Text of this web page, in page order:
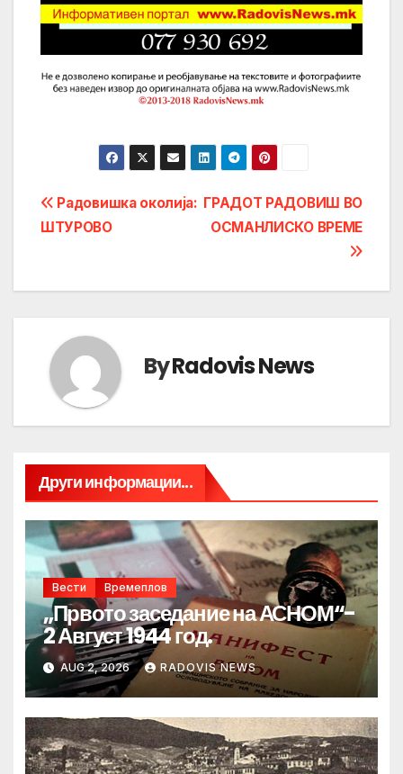
Post
navigation
ГРАДОТ РАДОВИШ ВО
ОСМАНЛИСКО ВРЕМЕ
Радовишка околија:
ШТУРОВО
ByRadovis News
Други информации...
Вести Времеплов
„Првото заседание на АСНОМ“-
2 Август 1944 год.
AUG 2, 2026 RADOVIS NEWS